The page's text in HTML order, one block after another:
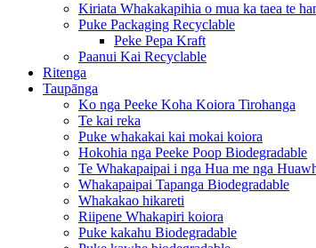
Kiriata Whakakapihia o mua ka taea te
Puke Packaging Recyclable
Peke Pepa Kraft
Paanui Kai Recyclable
Ritenga
Taupānga
Ko nga Peeke Koha Koiora Tirohanga
Te kai reka
Puke whakakai kai mokai koiora
Hokohia nga Peeke Poop Biodegradable
Te Whakapaipai i nga Hua me nga
Whakapaipai Tapanga Biodegradable
Whakakao hikareti
Riipene Whakapiri koiora
Puke kakahu Biodegradable